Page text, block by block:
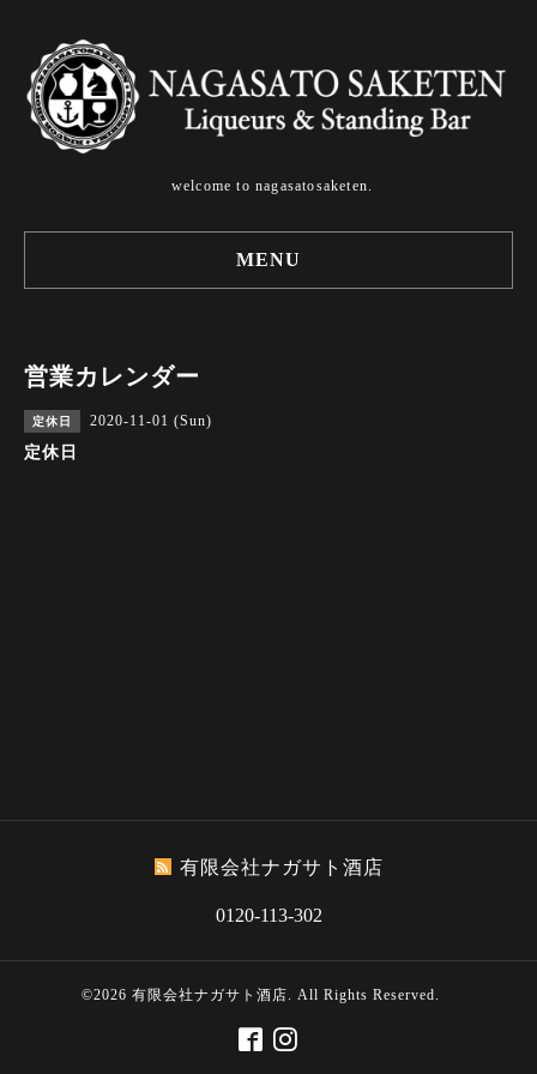
welcome to nagasatosaketen.
MENU
営業カレンダー
定休日 2020-11-01 (Sun)
定休日
有限会社ナガサト酒店
0120-113-302
©2026 有限会社ナガサト酒店. All Rights Reserved.